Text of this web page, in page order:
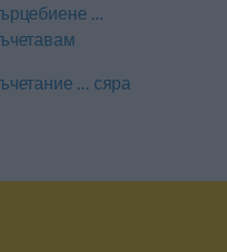
...
... сяра